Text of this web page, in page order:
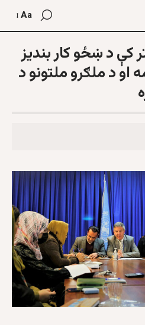
Aa
کې د ښځو کار بنديز
او د ملګرو ملتونو د